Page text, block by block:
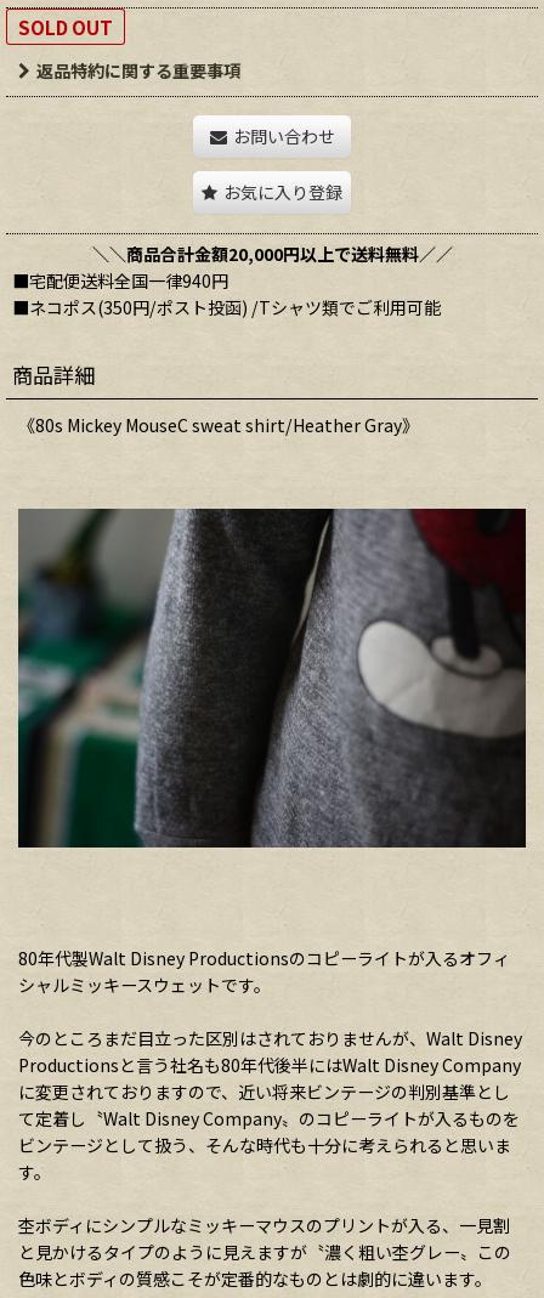
SOLD OUT
返品特約に関する重要事項
お問い合わせ
お気に入り登録
＼＼商品合計金額20,000円以上で送料無料／／
■宅配便送料全国一律940円
■ネコポス(350円/ポスト投函) /Tシャツ類でご利用可能
商品詳細
《80s Mickey MouseC sweat shirt/Heather Gray》
80年代製Walt Disney Productionsのコピーライトが入るオフィ
シャルミッキースウェットです。
今のところまだ目立った区別はされておりませんが、Walt Disney
Productionsと言う社名も80年代後半にはWalt Disney Company
に変更されておりますので、近い将来ビンテージの判別基準とし
て定着し〝Walt Disney Company〟のコピーライトが入るものを
ビンテージとして扱う、そんな時代も十分に考えられると思いま
す。
杢ボディにシンプルなミッキーマウスのプリントが入る、一見割
と見かけるタイプのように見えますが〝濃く粗い杢グレー〟この
色味とボディの質感こそが定番的なものとは劇的に違います。